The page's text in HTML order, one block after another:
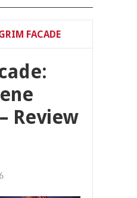
FACADE
Review